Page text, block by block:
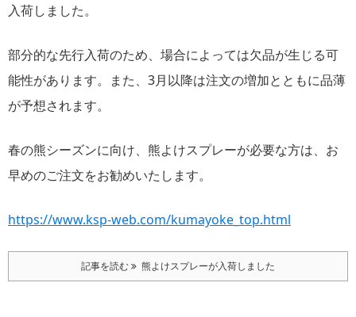
入荷しました。
部分的な先行入荷のため、場合によっては欠品が生じる可
能性があります。また、3月以降は注文の増加とともに品薄
が予想されます。
春の熊シーズンに向け、熊よけスプレーが必要な方は、お
早めのご注文をお勧めいたします。
https://www.ksp-web.com/kumayoke_top.html
記事を読む 熊よけスプレーが入荷しました